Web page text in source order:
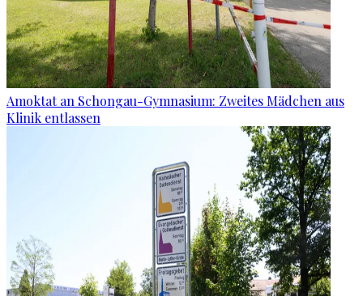
Amoktat an Schongau-Gymnasium: Zweites Mädchen aus
Klinik entlassen